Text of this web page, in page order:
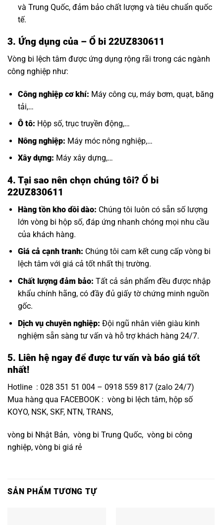
và Trung Quốc, đảm bảo chất lượng và tiêu chuẩn quốc
tế.
3. Ứng dụng của – Ổ bi 22UZ830611
Vòng bi lệch tâm được ứng dụng rộng rãi trong các ngành
công nghiệp như:
Công nghiệp cơ khí: Máy công cụ, máy bơm, quạt, băng
tải,…
Ô tô: Hộp số, trục truyền động,…
Nông nghiệp: Máy móc nông nghiệp,…
Xây dựng: Máy xây dựng,…
4. Tại sao nên chọn chúng tôi? Ổ bi
22UZ830611
Hàng tồn kho dồi dào: Chúng tôi luôn có sẵn số lượng
lớn vòng bi hộp số, đáp ứng nhanh chóng mọi nhu cầu
của khách hàng.
Giá cả cạnh tranh: Chúng tôi cam kết cung cấp vòng bi
lệch tâm với giá cả tốt nhất thị trường.
Chất lượng đảm bảo: Tất cả sản phẩm đều được nhập
khẩu chính hãng, có đầy đủ giấy tờ chứng minh nguồn
gốc.
Dịch vụ chuyên nghiệp: Đội ngũ nhân viên giàu kinh
nghiệm sẵn sàng tư vấn và hỗ trợ khách hàng 24/7.
5. Liên hệ ngay để được tư vấn và báo giá tốt
nhất!
Hotline : 028 351 51 004 – 0918 559 817 (zalo 24/7)
Mua hàng qua FACEBOOK : vòng bi lệch tâm, hộp số
KOYO, NSK, SKF, NTN, TRANS,
vòng bi Nhật Bản, vòng bi Trung Quốc, vòng bi công
nghiệp, vòng bi giá rẻ
SẢN PHẨM TƯƠNG TỰ